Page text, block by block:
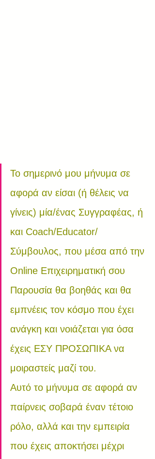
Το σημερινό μου μήνυμα σε
αφορά αν είσαι (ή θέλεις να
γίνεις) μία/ένας Συγγραφέας, ή
και Coach/Educator/
Σύμβουλος, που μέσα από την
Online Επιχειρηματική σου
Παρουσία θα βοηθάς και θα
εμπνέεις τον κόσμο που έχει
ανάγκη και νοιάζεται για όσα
έχεις ΕΣΥ ΠΡΟΣΩΠΙΚΑ να
μοιραστείς μαζί του.
Αυτό το μήνυμα σε αφορά αν
παίρνεις σοβαρά έναν τέτοιο
ρόλο, αλλά και την εμπειρία
που έχεις αποκτήσει μέχρι